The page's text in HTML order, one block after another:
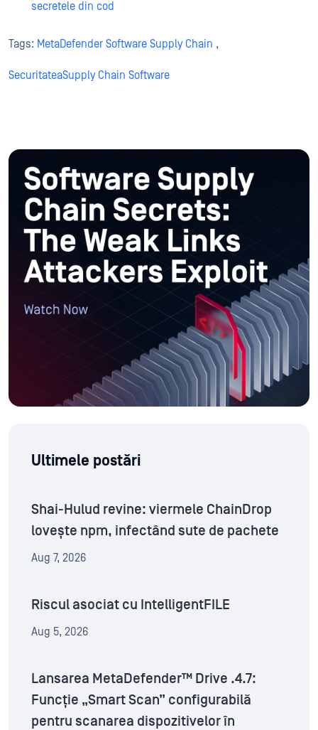
secretele din cod
Tags: MetaDefender Software Supply Chain ,
SecuritateaSupply Chain Software
Ultimele postări
Shai-Hulud revine: viermele ChainDrop
lovește npm, infectând sute de pachete
Aug 7, 2026
Riscul asociat cu IntelligentFILE
Aug 5, 2026
Lansarea MetaDefender™ Drive .4.7:
Funcție „Smart Scan” configurabilă
pentru scanarea dispozitivelor în